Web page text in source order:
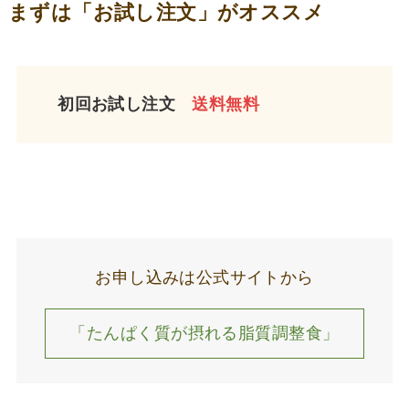
まずは「お試し注文」がオススメ
初回お試し注文送料無料
お申し込みは公式サイトから
「たんぱく質が摂れる脂質調整食」